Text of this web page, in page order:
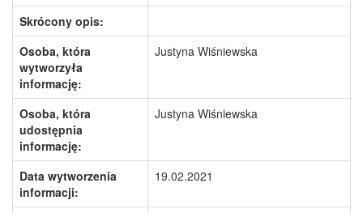
Skrócony opis:
Osoba, która
wytworzyła
informację:
Justyna Wiśniewska
Osoba, która
udostępnia
informację:
Justyna Wiśniewska
Data wytworzenia
informacji:
19.02.2021